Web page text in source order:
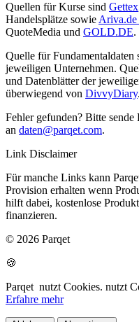
Quellen für Kurse sind Gettex
Handelsplätze sowie
QuoteMedia und GOLD.DE.
Quelle für Fundamentaldaten
jeweiligen Unternehmen.
und Datenblätter der
überwiegend von DivvyDiary.
Fehler gefunden? Bitte sende
an daten@parqet.com.
Link Disclaimer
Für manche Links kann
Provision erhalten wenn
hilft dabei, kostenlose
finanzieren.
© 2026 Parqet
🍪
Parqet nutzt Cookies. nutzt
Erfahre mehr